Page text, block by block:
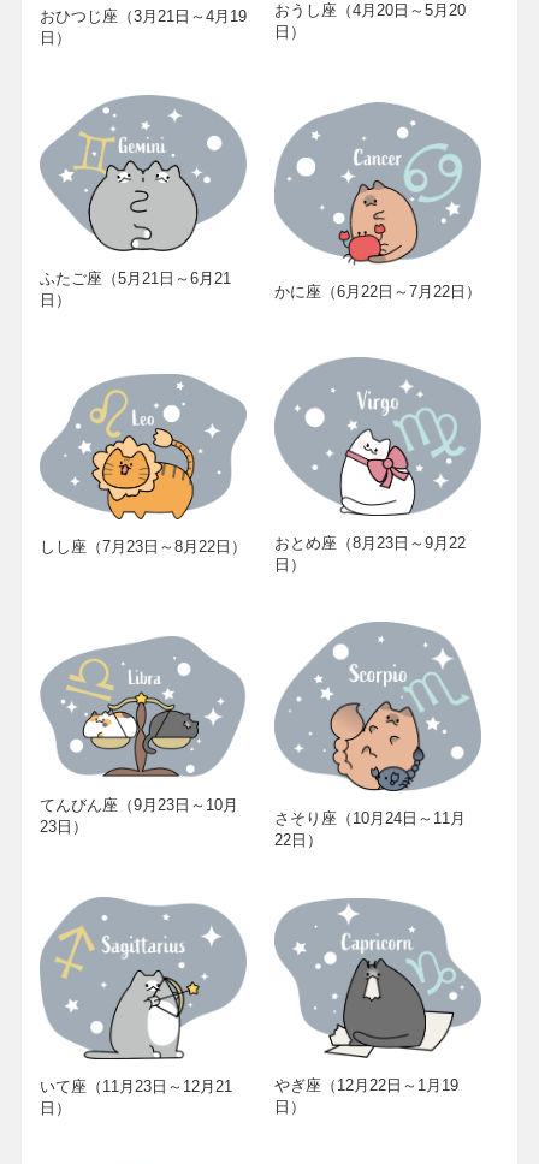
おひつじ座（3月21日～4月19
日）
おうし座（4月20日～5月20
日）
ふたご座（5月21日～6月21
日）
かに座（6月22日～7月22日）
しし座（7月23日～8月22日）
おとめ座（8月23日～9月22
日）
てんびん座（9月23日～10月
23日）
さそり座（10月24日～11月
22日）
いて座（11月23日～12月21
日）
やぎ座（12月22日～1月19
日）